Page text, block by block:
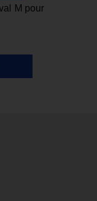
M pour